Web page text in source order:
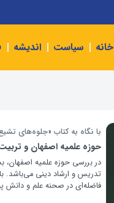
خانه سیاست اندیشه
با نگاه به کتاب «جلوه‌های
حوزه علمیه اصفهان و
در بررسی حوزه علمیه اصفهان،
تدریس و ارشاد دینی می‌باشد.
فاضله‌ای در صحنه علم و دانش